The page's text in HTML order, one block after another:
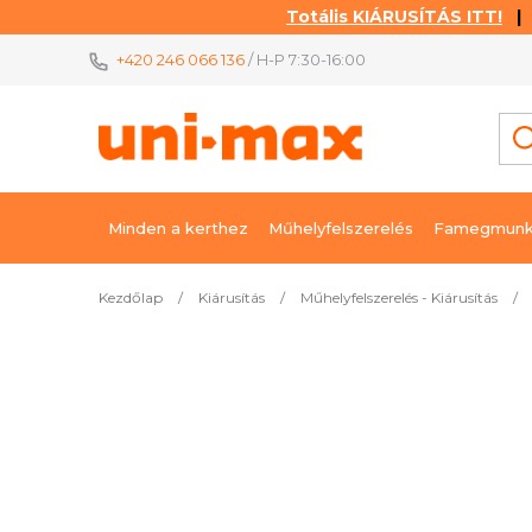
Totális KIÁRUSÍTÁS ITT! |
+420 246 066 136/ H-P 7:30-16:00
Minden a kerthez Műhelyfelszerelés
Kezdőlap / Kiárusítás / Műhelyfelszerelés - Kiárusítás /